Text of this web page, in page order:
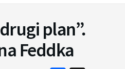
plan”.
Feddka